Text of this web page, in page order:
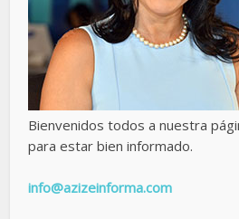
Bienvenidos todos a nuestra
para estar bien informado.
info@azizeinforma.com